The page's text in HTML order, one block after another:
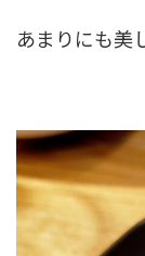
あまりにも美